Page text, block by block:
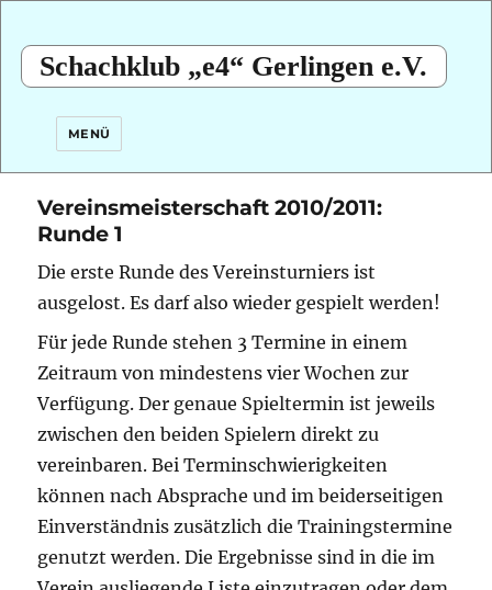
Schachklub „e4“ Gerlingen e.V.
MENÜ
Vereinsmeisterschaft 2010/2011:
Runde 1
Die erste Runde des Vereinsturniers ist
ausgelost. Es darf also wieder gespielt werden!
Für jede Runde stehen 3 Termine in einem
Zeitraum von mindestens vier Wochen zur
Verfügung. Der genaue Spieltermin ist jeweils
zwischen den beiden Spielern direkt zu
vereinbaren. Bei Terminschwierigkeiten
können nach Absprache und im beiderseitigen
Einverständnis zusätzlich die Trainingstermine
genutzt werden. Die Ergebnisse sind in die im